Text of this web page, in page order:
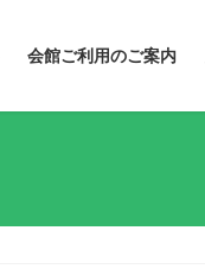
会館ご利用のご案内